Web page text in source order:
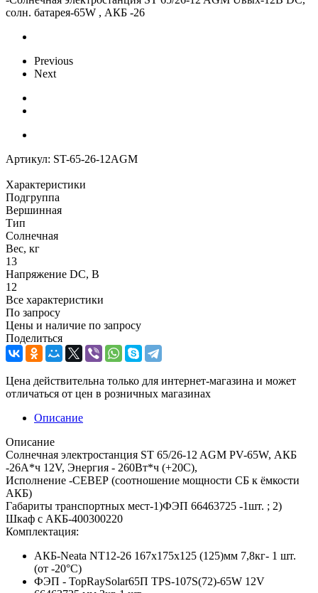
солн. батарея-65W , АКБ -26
Previous
Next
Артикул: ST-65-26-12AGM
Характеристики
Подгруппа
Вершинная
Тип
Солнечная
Вес, кг
13
Напряжение DC, В
12
Все характеристики
По запросу
Цены и наличие по запросу
Поделиться
Цена действительна только для интернет-магазина и может
отличаться от цен в розничных магазинах
Описание
Описание
Солнечная электростанция ST 65/26-12 AGM PV-65W, АКБ
-26А*ч 12V, Энергия - 260Вт*ч (+20С),
Исполнение -СЕВЕР (соотношение мощности СБ к ёмкости
АКБ)
Габариты транспортных мест-1)ФЭП 66463725 -1шт. ; 2)
Шкаф с АКБ-400300220
Комплектация:
АКБ-Neata NT12-26 167х175х125 (125)мм 7,8кг- 1 шт.
(от -20°С)
ФЭП - TopRaySolar65П TPS-107S(72)-65W 12V